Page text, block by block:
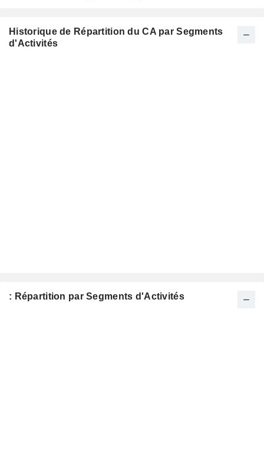
Historique de Répartition du CA par Segments
d'Activités
: Répartition par Segments d'Activités